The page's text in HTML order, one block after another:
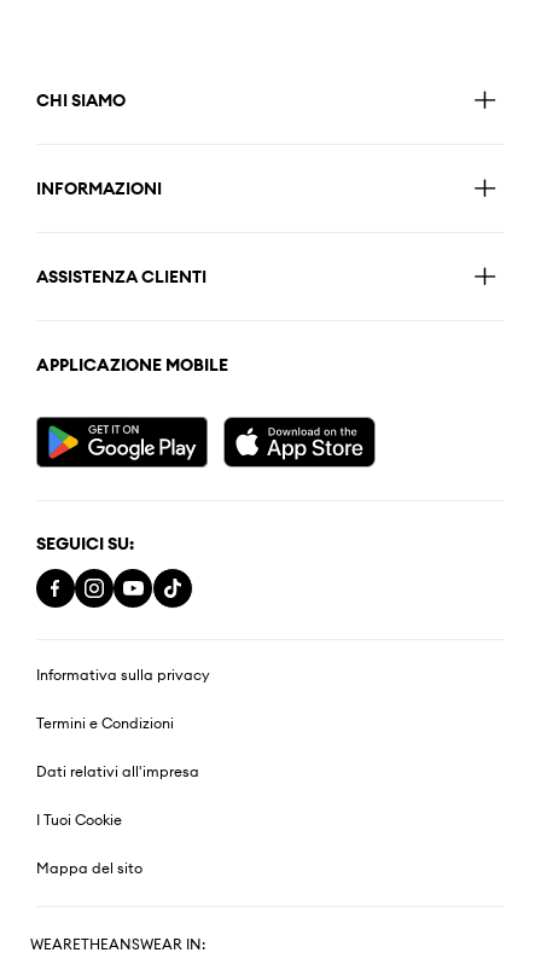
CHI SIAMO
INFORMAZIONI
ASSISTENZA CLIENTI
APPLICAZIONE MOBILE
SEGUICI SU:
Informativa sulla privacy
Termini e Condizioni
Dati relativi all'impresa
I Tuoi Cookie
Mappa del sito
WEARETHEANSWEAR IN: